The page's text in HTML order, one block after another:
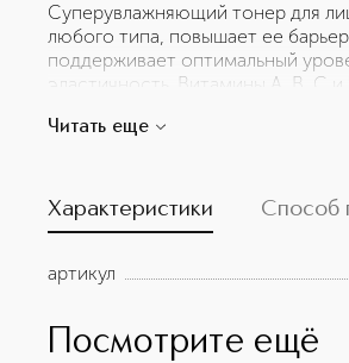
Суперувлажняющий тонер для
любого типа, повышает ее
поддерживает оптимальный
эластичность. Витамины A, B, C
в сочетании с витаминами и
преображение для вашей кожи.
Читать еще
Характеристики Способ
артикул
Посмотрите ещё